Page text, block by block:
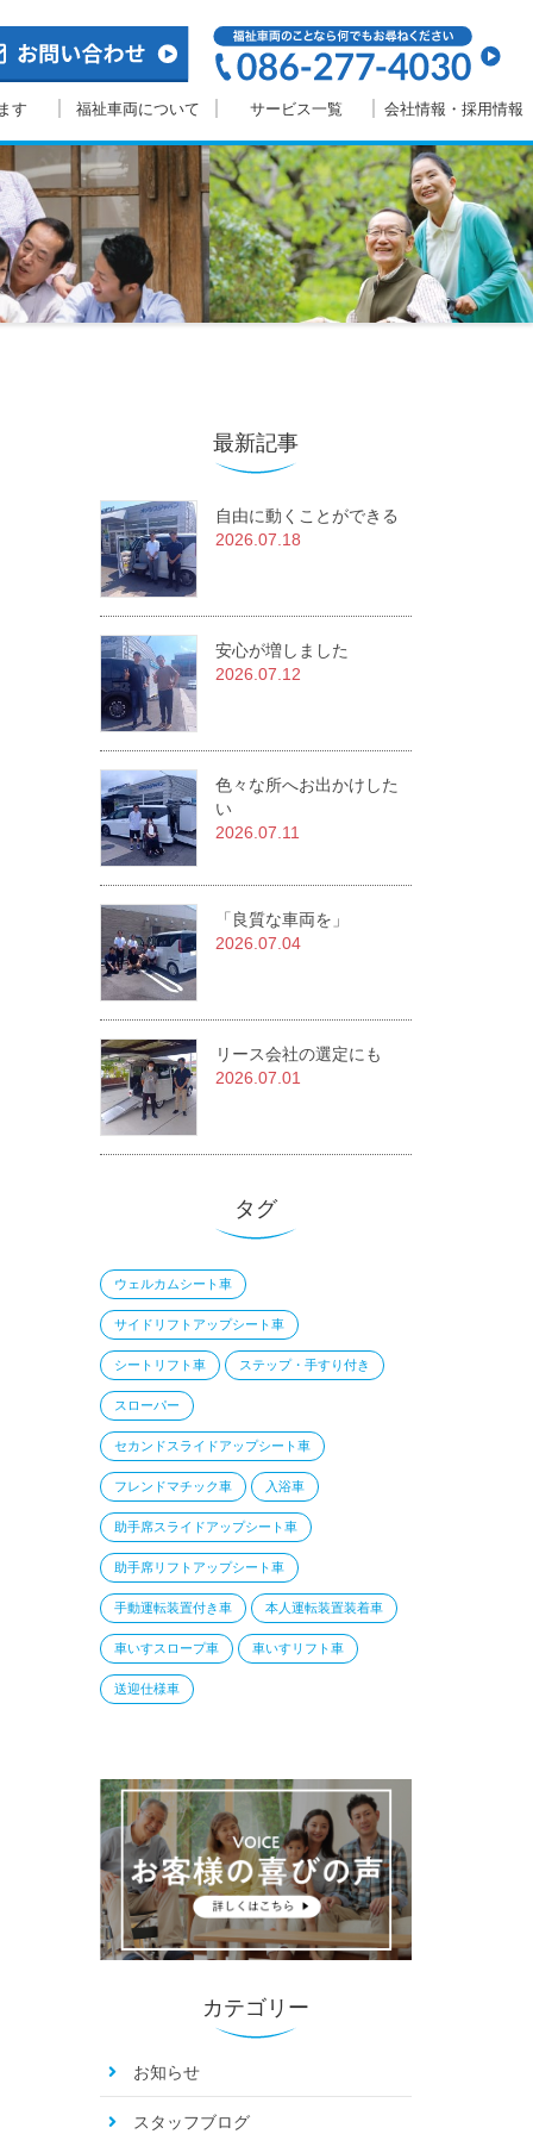
す 福祉車両について サービス一覧 会社情報・採用情報
最新記事
自由に動くことができる
2026.07.18
安心が増しました
2026.07.12
色々な所へお出かけした
い
2026.07.11
「良質な車両を」
2026.07.04
リース会社の選定にも
2026.07.01
タグ
ウェルカムシート車
サイドリフトアップシート車
シートリフト車 ステップ・手すり付き
スローパー
セカンドスライドアップシート車
フレンドマチック車 入浴車
助手席スライドアップシート車
助手席リフトアップシート車
手動運転装置付き車 本人運転装置装着車
車いすスロープ車 車いすリフト車
送迎仕様車
カテゴリー
お知らせ
スタッフブログ